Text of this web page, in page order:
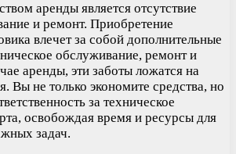
аренды является отсутствие
и ремонт. Приобретение
влечет за собой дополнительные
обслуживание, ремонт и
аренды, эти заботы ложатся на
Вы не только экономите средства, но
за техническое
освобождая время и ресурсы для
задач.